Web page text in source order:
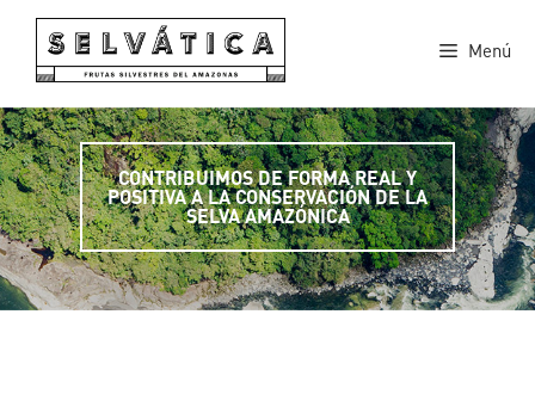
contenido
Menú
CONTRIBUIMOS DE FORMA REAL Y
POSITIVA A LA CONSERVACIÓN DE LA
SELVA AMAZÓNICA